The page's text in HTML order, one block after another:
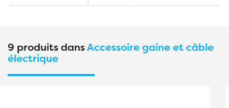
9 produits dansAccessoire gaine et câble
électrique